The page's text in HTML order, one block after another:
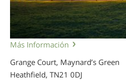
Más Información
Grange Court, Maynard’s Green
Heathfield, TN21 0DJ